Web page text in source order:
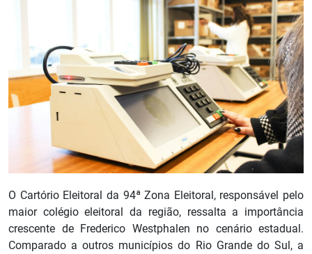
O Cartório Eleitoral da 94ª Zona Eleitoral, responsável pelo
maior colégio eleitoral da região, ressalta a importância
crescente de Frederico Westphalen no cenário estadual.
Comparado a outros municípios do Rio Grande do Sul, a